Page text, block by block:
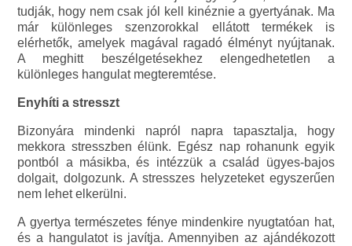
tudják, hogy nem csak jól kell kinéznie a gyertyának. Ma
már különleges szenzorokkal ellátott termékek is
elérhetők, amelyek magával ragadó élményt nyújtanak.
A meghitt beszélgetésekhez elengedhetetlen a
különleges hangulat megteremtése.
Enyhíti a stresszt
Bizonyára mindenki napról napra tapasztalja, hogy
mekkora stresszben élünk. Egész nap rohanunk egyik
pontból a másikba, és intézzük a család ügyes-bajos
dolgait, dolgozunk. A stresszes helyzeteket egyszerűen
nem lehet elkerülni.
A gyertya természetes fénye mindenkire nyugtatóan hat,
és a hangulatot is javítja. Amennyiben az ajándékozott